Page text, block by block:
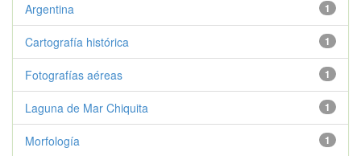
1
Argentina
1
Cartografía histórica
1
Fotografías aéreas
1
Laguna de Mar Chiquita
1
Morfología